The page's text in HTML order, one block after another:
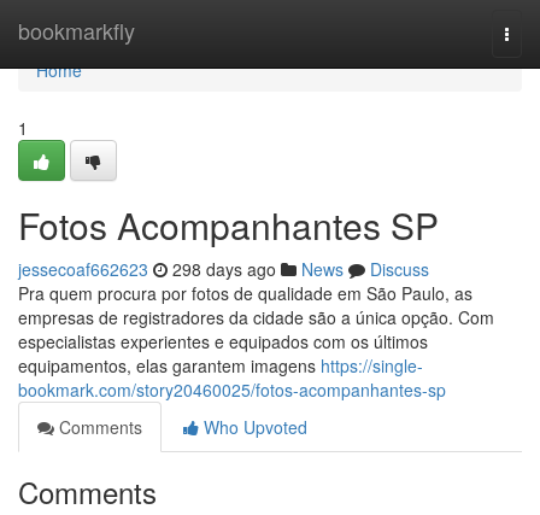
bookmarkfly
Home
Home
1
Fotos Acompanhantes SP
jessecoaf662623 298 days ago News
Discuss
Pra quem procura por fotos de qualidade em São Paulo, as
empresas de registradores da cidade são a única opção. Com
especialistas experientes e equipados com os últimos
equipamentos, elas garantem imagens https://single-
bookmark.com/story20460025/fotos-acompanhantes-sp
Comments
Who Upvoted
Comments